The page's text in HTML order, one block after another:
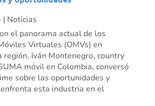
| Noticias
el panorama actual de los
Virtuales (OMVs) en
región, Iván Montenegro, country
móvil en Colombia, conversó
sobre las oportunidades y
esta industria en el